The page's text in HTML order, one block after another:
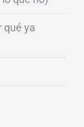
qué ya